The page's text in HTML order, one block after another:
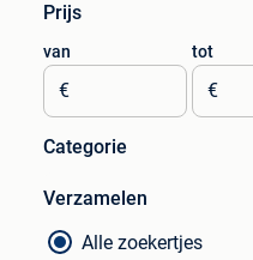
Prijs
van
€
tot
€
Categorie
Verzamelen
Alle zoekertjes